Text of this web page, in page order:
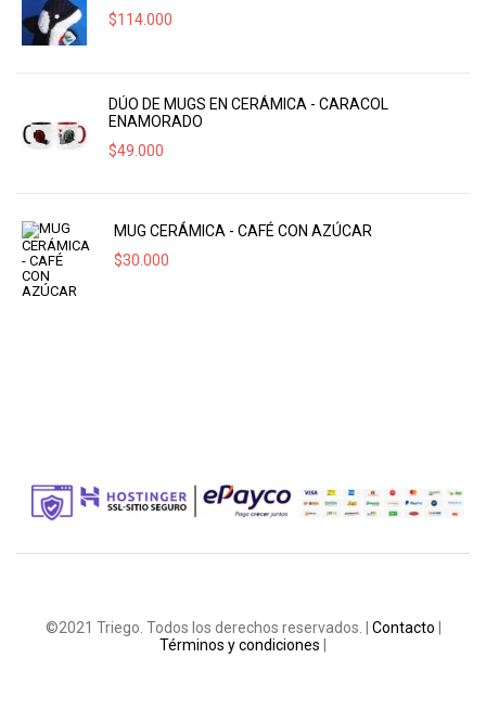
$114.000
DÚO DE MUGS EN CERÁMICA - CARACOL
ENAMORADO
$49.000
MUG CERÁMICA - CAFÉ CON AZÚCAR
$30.000
©2021 Triego. Todos los derechos reservados. | Contacto
Términos y condiciones